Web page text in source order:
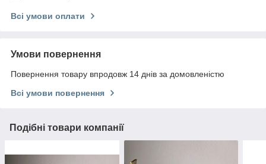
Всі умови оплати
Умови повернення
Повернення товару впродовж 14 днів за домовленістю
Всі умови повернення
Подібні товари компанії